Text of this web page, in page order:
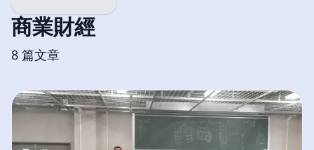
商業財經
8 篇文章